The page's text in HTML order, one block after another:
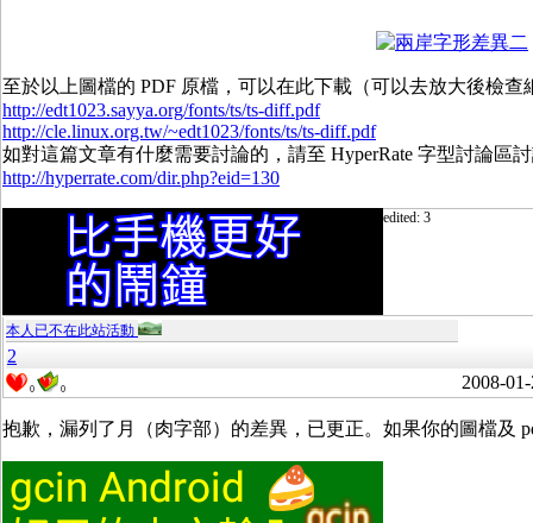
至於以上圖檔的 PDF 原檔，可以在此下載（可以去放大後檢查
http://edt1023.sayya.org/fonts/ts/ts-diff.pdf
http://cle.linux.org.tw/~edt1023/fonts/ts/ts-diff.pdf
如對這篇文章有什麼需要討論的，請至 HyperRate 字型討論區
http://hyperrate.com/dir.php?eid=130
edited: 3
本人已不在此站活動
2
0 0 2008-
抱歉，漏列了月（肉字部）的差異，已更正。如果你的圖檔及